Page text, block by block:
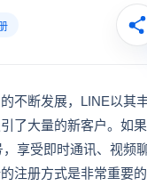
不断发展，LINE以其
了大量的新客户。如
享受即时通讯、视频
注册方式是非常重要